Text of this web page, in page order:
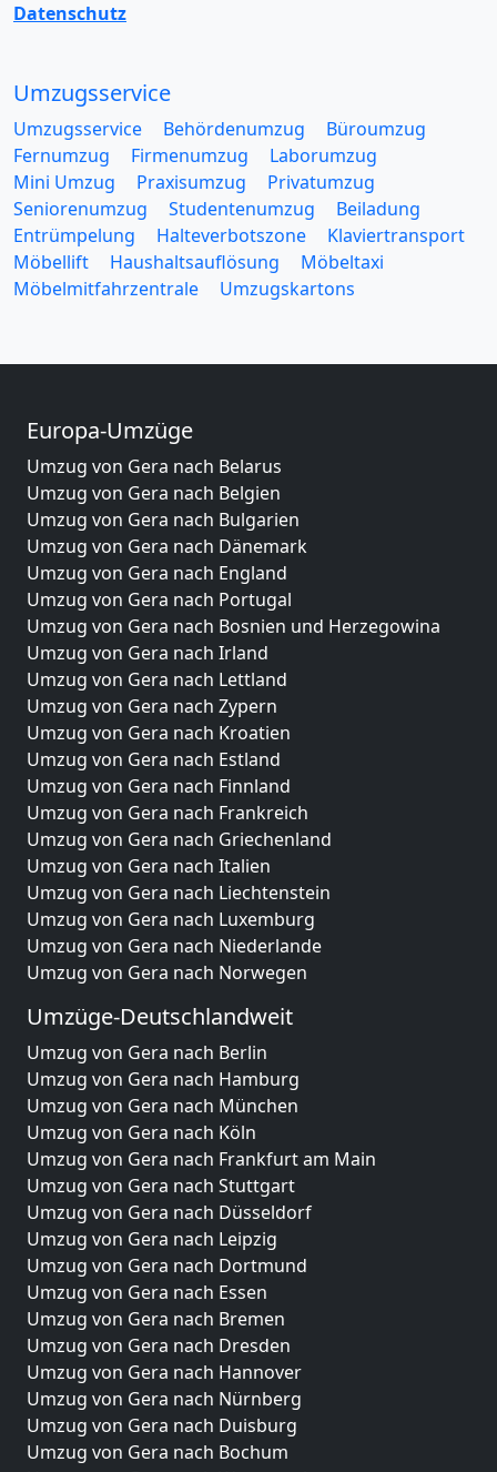
Datenschutz
Umzugsservice
Umzugsservice Behördenumzug
Büroumzug
Fernumzug
Firmenumzug
Laborumzug
Mini Umzug
Praxisumzug
Privatumzug
Seniorenumzug
Studentenumzug
Beiladung
Entrümpelung
Halteverbotszone
Klaviertransport
Möbellift
Haushaltsauflösung
Möbeltaxi
Möbelmitfahrzentrale
Umzugskartons
Europa-Umzüge
Umzug von Gera nach Belarus
Umzug von Gera nach Belgien
Umzug von Gera nach Bulgarien
Umzug von Gera nach Dänemark
Umzug von Gera nach England
Umzug von Gera nach Portugal
Umzug von Gera nach Bosnien und Herzegowina
Umzug von Gera nach Irland
Umzug von Gera nach Lettland
Umzug von Gera nach Zypern
Umzug von Gera nach Kroatien
Umzug von Gera nach Estland
Umzug von Gera nach Finnland
Umzug von Gera nach Frankreich
Umzug von Gera nach Griechenland
Umzug von Gera nach Italien
Umzug von Gera nach Liechtenstein
Umzug von Gera nach Luxemburg
Umzug von Gera nach Niederlande
Umzug von Gera nach Norwegen
Umzüge-Deutschlandweit
Umzug von Gera nach Berlin
Umzug von Gera nach Hamburg
Umzug von Gera nach München
Umzug von Gera nach Köln
Umzug von Gera nach Frankfurt am Main
Umzug von Gera nach Stuttgart
Umzug von Gera nach Düsseldorf
Umzug von Gera nach Leipzig
Umzug von Gera nach Dortmund
Umzug von Gera nach Essen
Umzug von Gera nach Bremen
Umzug von Gera nach Dresden
Umzug von Gera nach Hannover
Umzug von Gera nach Nürnberg
Umzug von Gera nach Duisburg
Umzug von Gera nach Bochum